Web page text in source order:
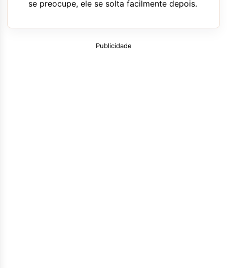
se preocupe, ele se solta facilmente depois.
Publicidade